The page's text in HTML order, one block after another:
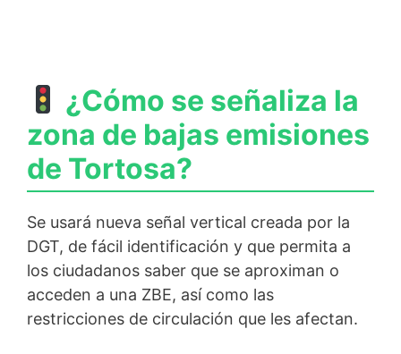
¿Cómo se señaliza la
zona de bajas emisiones
de Tortosa?
Se usará nueva señal vertical creada por la
DGT, de fácil identificación y que permita a
los ciudadanos saber que se aproximan o
acceden a una ZBE, así como las
restricciones de circulación que les afectan.